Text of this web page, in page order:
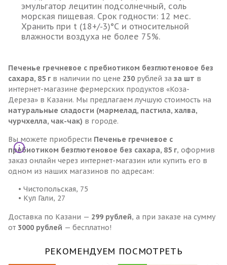
эмульгатор лецитин подсолнечный, соль
морская пищевая. Срок годности: 12 мес.
Хранить при t (18+/-3)°С и относительной
влажности воздуха не более 75%.
Печенье гречневое с пребиотиком безглютеновое без
сахара, 85 г в наличии по цене 230 рублей за за шт в
интернет-магазине фермерских продуктов «Коза-
Дереза» в Казани. Мы предлагаем лучшую стоимость на
натуральные сладости (мармелад, пастила, халва,
чурчхелла, чак-чак) в городе.
Вы можете приобрести Печенье гречневое с
пребиотиком безглютеновое без сахара, 85 г, оформив
заказ онлайн через интернет-магазин или купить его в
одном из наших магазинов по адресам:
• Чистопольская, 75
• Кул Гали, 27
Доставка по Казани — 299 рублей, а при заказе на сумму
от 3000 рублей — бесплатно!
РЕКОМЕНДУЕМ ПОСМОТРЕТЬ